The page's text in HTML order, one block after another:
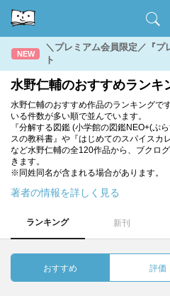
NEW
＼プレミアム会員限定／『プ
ト
水野仁輔のおすすめランキ
水野仁輔のおすすめ作品のランキングで
いる件数が多い順で並んでいます。
『分解する図鑑 (小学館の図鑑NEO+(ぷ
スの教科書』や『はじめてのスパイスカ
など水野仁輔の全120作品から、ブクロ
きます。
※同姓同名が含まれる場合があります。
著者の情報を詳しく見る
ランキング 新刊
おすすめ 評価